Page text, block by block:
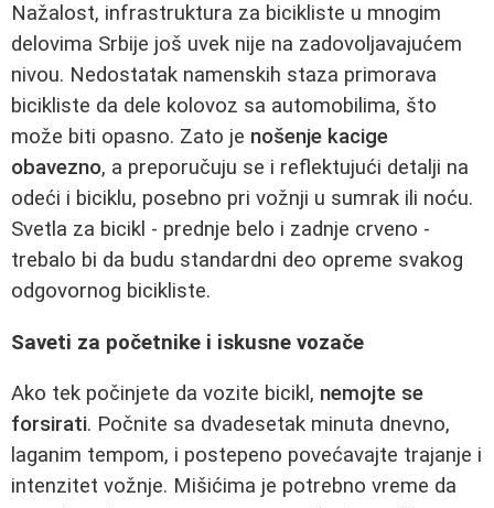
Nažalost, infrastruktura za bicikliste u mnogim
delovima Srbije još uvek nije na zadovoljavajućem
nivou. Nedostatak namenskih staza primorava
bicikliste da dele kolovoz sa automobilima, što
može biti opasno. Zato je nošenje kacige
obavezno, a preporučuju se i reflektujući detalji na
odeći i biciklu, posebno pri vožnji u sumrak ili noću.
Svetla za bicikl - prednje belo i zadnje crveno -
trebalo bi da budu standardni deo opreme svakog
odgovornog bicikliste.
Saveti za početnike i iskusne vozače
Ako tek počinjete da vozite bicikl, nemojte se
forsirati. Počnite sa dvadesetak minuta dnevno,
laganim tempom, i postepeno povećavajte trajanje i
intenzitet vožnje. Mišićima je potrebno vreme da